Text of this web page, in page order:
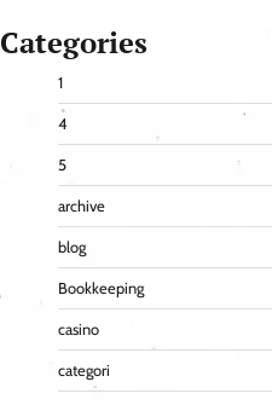
Categories
1
4
5
archive
blog
Bookkeeping
casino
categori